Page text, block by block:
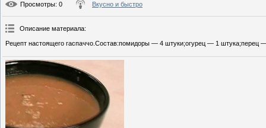
Просмотры: 0 Вкусно и быстро
Описание материала:
Рецепт настоящего гаспаччо.Состав:помидоры — 4 штуки;огурец — 1